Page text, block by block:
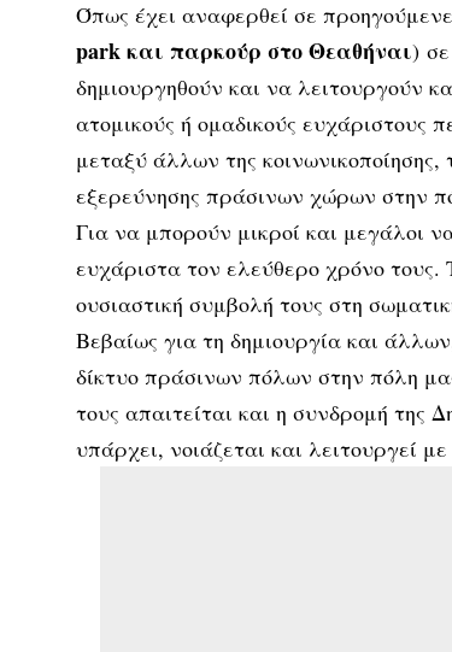
Όπως έχει αναφερθεί σε
park και παρκούρ στο Θεαθήναι)
δημιουργηθούν και να λειτουργούν
ατομικούς ή ομαδικούς ευχάριστους
μεταξύ άλλων της κοινωνικοποίησης,
εξερεύνησης πράσινων χώρων στην
Για να μπορούν μικροί και μεγάλοι
ευχάριστα τον ελεύθερο χρόνο τους.
ουσιαστική συμβολή τους στη
Βεβαίως για τη δημιουργία και
δίκτυο πράσινων πόλων στην πόλη
τους απαιτείται και η συνδρομή της
υπάρχει, νοιάζεται και λειτουργεί